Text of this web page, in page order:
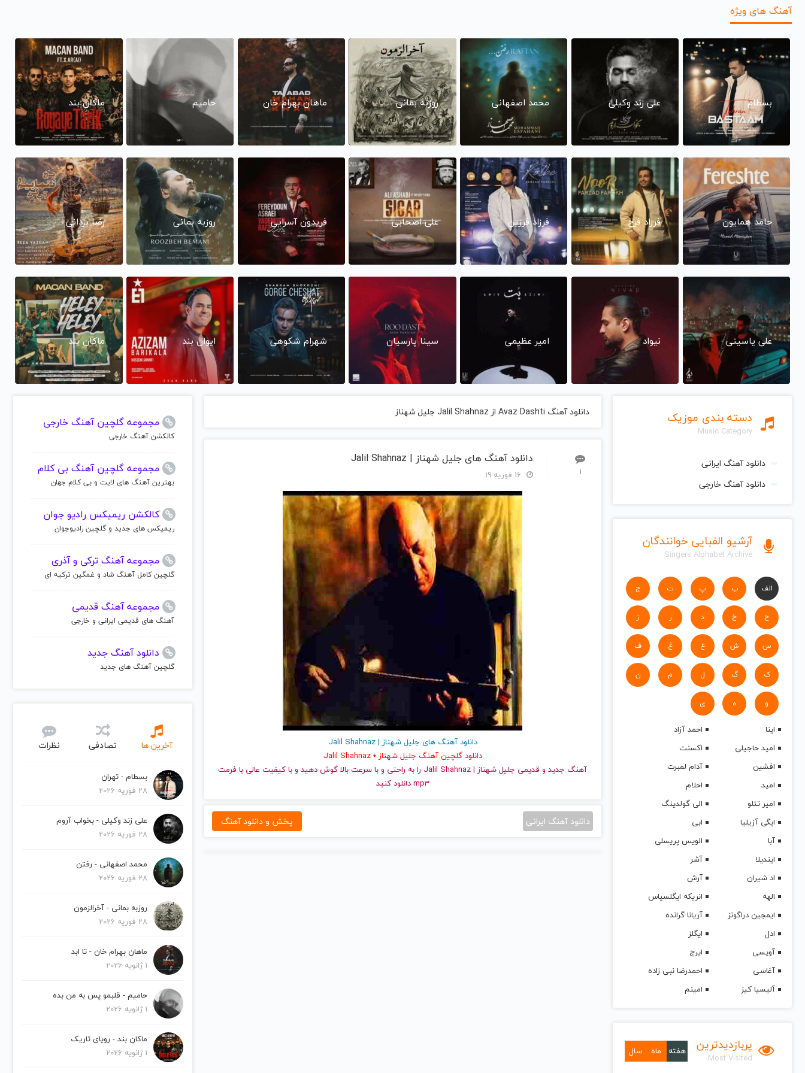
آهنگ های ویژه
بسطام علی زند وکیلی محمد اصفهانی روزبه بمانی ماهان بهرام خان حامیم ماکان بند
حامد همایون فرزاد فرخ فرزاد فرزین علی اصحابی فریدون آسرایی روزبه بمانی رضا یزدانی
علی یاسینی نیواد امیر عظیمی سینا پارسیان شهرام شکوهی ایوان بند ماکان بند
دسته بندی موزیک
Music Category
دانلود آهنگ ایرانی
دانلود آهنگ خارجی
آرشیو الفبایی خوانندگان
Singers Alphabet Archive
الف ب پ ت ج
ح خ د ر ز
س ش ع غ ف
ک گ ل م ن
و ه ی
اینا
احمد آزاد
امید حاجیلی
اکسنت
افشین
آدام لمبرت
امید
احلام
امیر تتلو
الی گولدینگ
ایگی آزیلیا
ابی
آبا
الویس پریسلی
ایندیلا
آشر
اد شیران
آرش
الهه
انریکه ایگلسیاس
ایمجین دراگونز
آریانا گرانده
ادل
ایگلز
آویسی
ایرج
آغاسی
احمدرضا نبی زاده
آلیسیا کیز
امینم
پربازدیدترین
Most Visited
هفته ماه سال
دانلود آهنگ Avaz Dashti از Jalil Shahnaz جلیل شهناز
1
دانلود آهنگ های جلیل شهناز | Jalil Shahnaz
دانلود آهنگ های جلیل شهناز | Jalil Shahnaz
دانلود گلچین آهنگ جلیل شهناز • Jalil Shahnaz
آهنگ جدید
و قدیمی جلیل شهناز | Jalil Shahnaz را به راحتی و با سرعت بالا گوش دهید و با کیفیت عالی با فرمت
mp3 دانلود کنید
دانلود آهنگ ایرانی پخش و دانلود آهنگ
مجموعه گلچین آهنگ خارجی
کالکشن آهنگ خارجی
مجموعه گلچین آهنگ بی کلام
بهترین آهنگ های لایت و بی کلام جهان
کالکشن ریمیکس رادیو جوان
ریمیکس های جدید و گلچین رادیوجوان
مجموعه آهنگ ترکی و آذری
گلچین کامل آهنگ شاد و غمگین ترکیه ای
مجموعه آهنگ قدیمی
آهنگ های قدیمی ایرانی و خارجی
دانلود آهنگ جدید
گلچین آهنگ های جدید
آخرین ها تصادفی نظرات
بسطام - تهران
28 فوریه 2026
علی زند وکیلی - بخواب آروم
28 فوریه 2026
محمد اصفهانی - رفتن
28 فوریه 2026
روزبه بمانی - آخرالزمون
28 فوریه 2026
ماهان بهرام خان - تا ابد
1 ژانویه 2026
حامیم - قلبمو پس به من بده
1 ژانویه 2026
ماکان بند - رویای تاریک
1 ژانویه 2026